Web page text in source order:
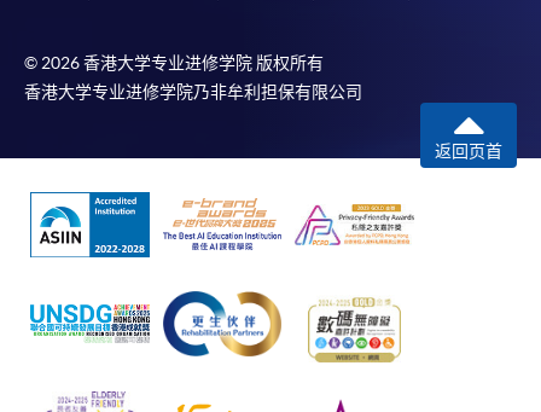
© 2026 香港大学专业进修学院 版权所有
香港大学专业进修学院乃非牟利担保有限公司
返回页首